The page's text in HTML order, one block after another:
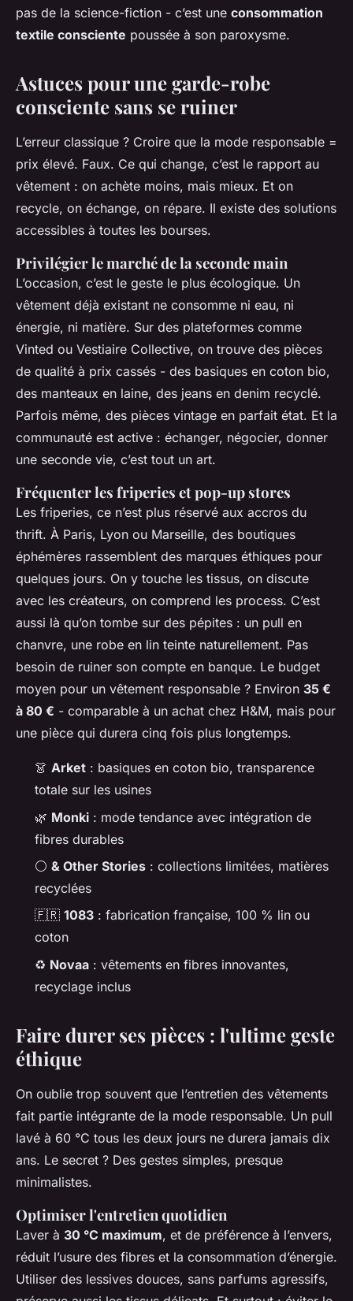
pas de la science-fiction - c’est une consommation
textile consciente poussée à son paroxysme.
Astuces pour une garde-robe
consciente sans se ruiner
L’erreur classique ? Croire que la mode responsable =
prix élevé. Faux. Ce qui change, c’est le rapport au
vêtement : on achète moins, mais mieux. Et on
recycle, on échange, on répare. Il existe des solutions
accessibles à toutes les bourses.
Privilégier le marché de la seconde main
L’occasion, c’est le geste le plus écologique. Un
vêtement déjà existant ne consomme ni eau, ni
énergie, ni matière. Sur des plateformes comme
Vinted ou Vestiaire Collective, on trouve des pièces
de qualité à prix cassés - des basiques en coton bio,
des manteaux en laine, des jeans en denim recyclé.
Parfois même, des pièces vintage en parfait état. Et la
communauté est active : échanger, négocier, donner
une seconde vie, c’est tout un art.
Fréquenter les friperies et pop-up stores
Les friperies, ce n’est plus réservé aux accros du
thrift. À Paris, Lyon ou Marseille, des boutiques
éphémères rassemblent des marques éthiques pour
quelques jours. On y touche les tissus, on discute
avec les créateurs, on comprend les process. C’est
aussi là qu’on tombe sur des pépites : un pull en
chanvre, une robe en lin teinte naturellement. Pas
besoin de ruiner son compte en banque. Le budget
moyen pour un vêtement responsable ? Environ 35 €
à 80 € - comparable à un achat chez H&M, mais pour
une pièce qui durera cinq fois plus longtemps.
👗 Arket : basiques en coton bio, transparence
totale sur les usines
🌿 Monki : mode tendance avec intégration de
fibres durables
⚪ & Other Stories : collections limitées, matières
recyclées
🇫🇷 1083 : fabrication française, 100 % lin ou
coton
♻️ Novaa : vêtements en fibres innovantes,
recyclage inclus
Faire durer ses pièces : l'ultime geste
éthique
On oublie trop souvent que l’entretien des vêtements
fait partie intégrante de la mode responsable. Un pull
lavé à 60 °C tous les deux jours ne durera jamais dix
ans. Le secret ? Des gestes simples, presque
minimalistes.
Optimiser l'entretien quotidien
Laver à 30 °C maximum, et de préférence à l’envers,
réduit l’usure des fibres et la consommation d’énergie.
Utiliser des lessives douces, sans parfums agressifs,